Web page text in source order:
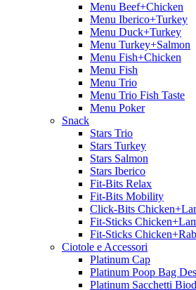
Menu Beef+Chicken
Menu Iberico+Turkey
Menu Duck+Turkey
Menu Turkey+Salmon
Menu Fish+Chicken
Menu Fish
Menu Trio
Menu Trio Fish Taste
Menu Poker
Snack
Stars Trio
Stars Turkey
Stars Salmon
Stars Iberico
Fit-Bits Relax
Fit-Bits Mobility
Click-Bits
Fit-Sticks
Fit-Sticks
Ciotole e Accessori
Platinum Cap
Platinum Poop Bag
Platinum Sacchetti